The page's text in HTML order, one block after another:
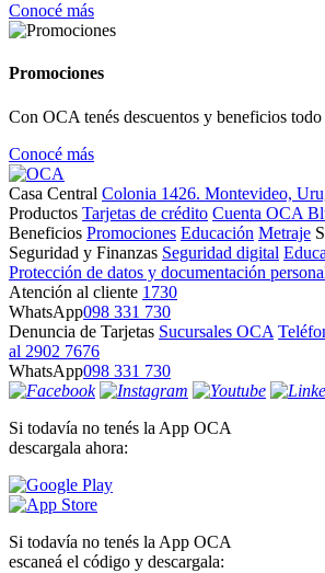
Conocé más
Promociones
Con OCA tenés descuentos y beneficios
Conocé más
Casa Central Colonia 1426. Montevideo,
Productos Tarjetas de crédito Cuenta OCA
Beneficios Promociones Educación Metraje
Seguridad y Finanzas Seguridad digital
Protección de datos y documentación
Atención al cliente 1730
WhatsApp098 331 730
Denuncia de Tarjetas Sucursales OCA
al 2902 7676
WhatsApp098 331 730
Si todavía no tenés la App OCA
descargala ahora:
Si todavía no tenés la App OCA
escaneá el código y descargala: